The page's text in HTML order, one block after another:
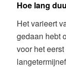
Hoe lang
Het varieert
gedaan hebt
voor het